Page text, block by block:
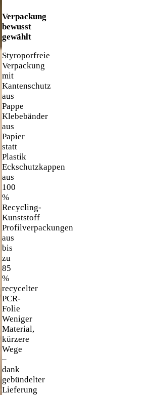
Verpackung
bewusst
gewählt
Styroporfreie
Verpackung
mit
Kantenschutz
aus
Pappe
Klebebänder
aus
Papier
statt
Plastik
Eckschutzkappen
aus
100
%
Recycling-
Kunststoff
Profilverpackungen
aus
bis
zu
85
%
recycelter
PCR-
Folie
Weniger
Material,
kürzere
Wege
–
dank
gebündelter
Lieferung